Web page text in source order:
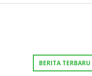
BERITA TERBARU